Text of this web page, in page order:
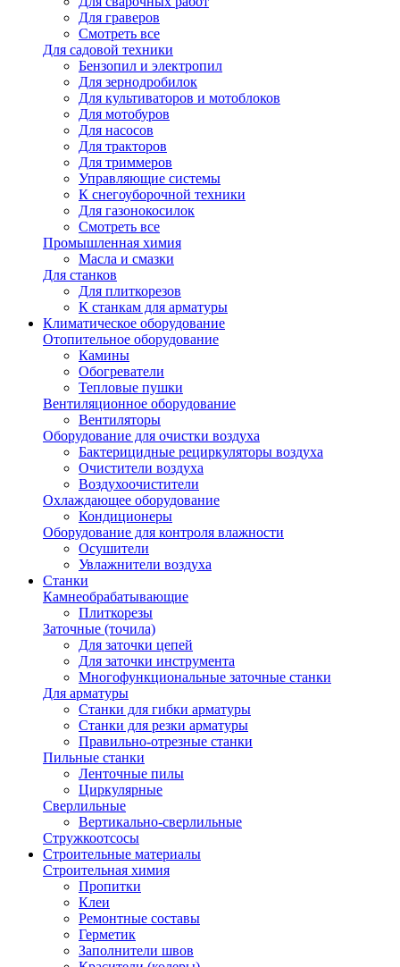
Для граверов
Смотреть все
Для садовой техники
Бензопил и электропил
Для зернодробилок
Для культиваторов и мотоблоков
Для мотобуров
Для насосов
Для тракторов
Для триммеров
Управляющие системы
К снегоуборочной техники
Для газонокосилок
Смотреть все
Промышленная химия
Масла и смазки
Для станков
Для плиткорезов
К станкам для арматуры
Климатическое оборудование
Отопительное оборудование
Камины
Обогреватели
Тепловые пушки
Вентиляционное оборудование
Вентиляторы
Оборудование для очистки воздуха
Бактерицидные рециркуляторы воздуха
Очистители воздуха
Воздухоочистители
Охлаждающее оборудование
Кондиционеры
Оборудование для контроля влажности
Осушители
Увлажнители воздуха
Станки
Камнеобрабатывающие
Плиткорезы
Заточные (точила)
Для заточки цепей
Для заточки инструмента
Многофункциональные заточные станки
Для арматуры
Станки для гибки арматуры
Станки для резки арматуры
Правильно-отрезные станки
Пильные станки
Ленточные пилы
Циркулярные
Сверлильные
Вертикально-сверлильные
Стружкоотсосы
Строительные материалы
Строительная химия
Пропитки
Клеи
Ремонтные составы
Герметик
Заполнители швов